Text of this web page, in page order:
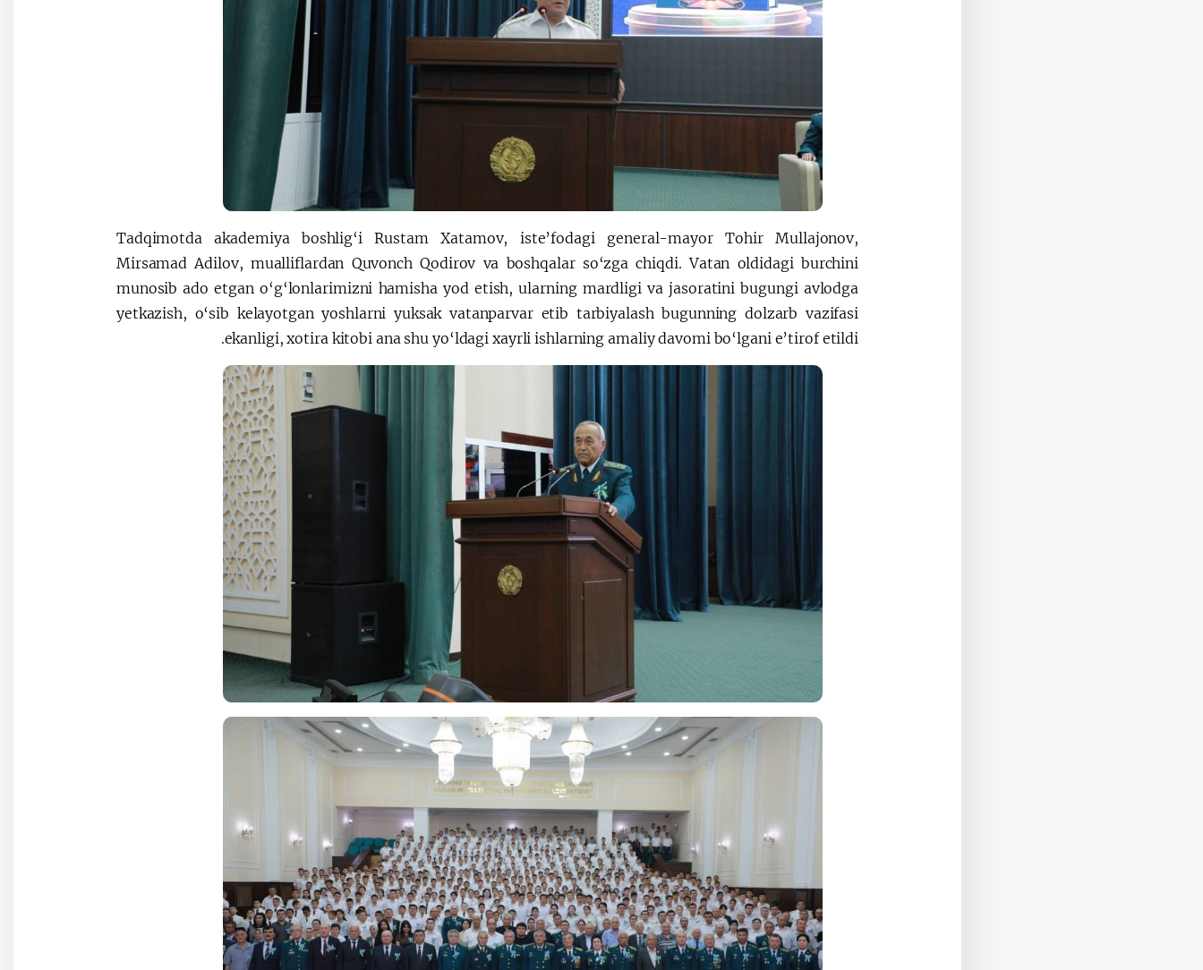
Tadqimotda akademiya boshlig‘i Rustam Xatamov, iste’fodagi general-mayor Tohir Mullajonov,
Mirsamad Adilov, mualliflardan Quvonch Qodirov va boshqalar so‘zga chiqdi. Vatan oldidagi burchini
munosib ado etgan o‘g‘lonlarimizni hamisha yod etish, ularning mardligi va jasoratini bugungi avlodga
yetkazish, o‘sib kelayotgan yoshlarni yuksak vatanparvar etib tarbiyalash bugunning dolzarb vazifasi
ekanligi, xotira kitobi ana shu yo‘ldagi xayrli ishlarning amaliy davomi bo‘lgani e’tirof etildi.